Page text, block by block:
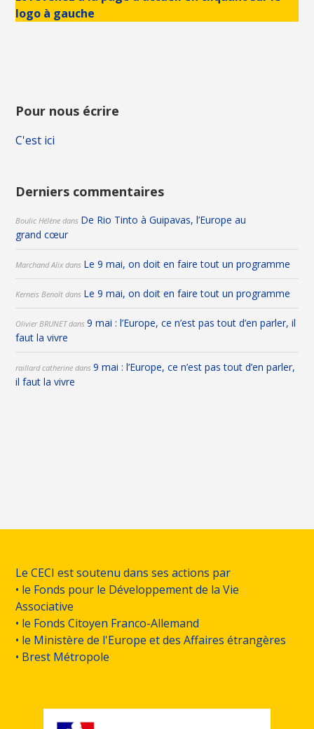
logo à gauche
Pour nous écrire
C'est ici
Derniers commentaires
Boulic Hélène dans De Rio Tinto à Guipavas, l’Europe au
grand cœur
Marchand Alix dans Le 9 mai, on doit en faire tout un programme
Kerneis Benoît dans Le 9 mai, on doit en faire tout un programme
Olivier BRUNETdans9 mai : l’Europe, ce n’est pas tout d’en parler, il
faut la vivre
raillard catherine dans9 mai : l’Europe, ce n’est pas tout d’en parler,
il faut la vivre
Le CECI est soutenu dans ses actions par
• le Fonds pour le Développement de la Vie
Associative
• le Fonds Citoyen Franco-Allemand
• le Ministère de l'Europe et des Affaires étrangères
• Brest Métropole